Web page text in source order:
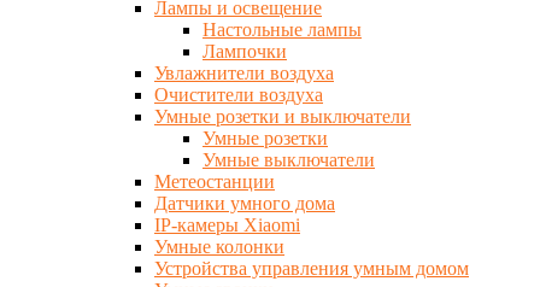
Лампы и освещение
Настольные лампы
Лампочки
Увлажнители воздуха
Очистители воздуха
Умные розетки и выключатели
Умные розетки
Умные выключатели
Метеостанции
Датчики умного дома
IP-камеры Xiaomi
Умные колонки
Устройства управления умным домом